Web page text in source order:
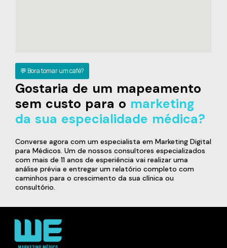
💬 Bora tomar um café?
Gostaria de um mapeamento
sem custo para o marketing
da sua especialidade médica?
Converse agora com um especialista em Marketing Digital
para Médicos. Um de nossos consultores especializados
com mais de 11 anos de esperiência vai realizar uma
análise prévia e entregar um relatório completo com
caminhos para o crescimento da sua clínica ou
consultório.